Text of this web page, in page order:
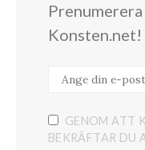
Konsten.net!
GENOM ATT
BEKRÄFTAR DU